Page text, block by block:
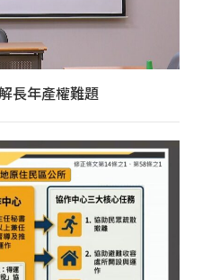
長年產權難題